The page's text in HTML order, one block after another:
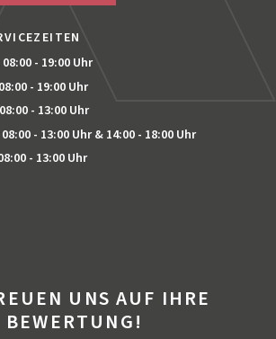
08:00 - 19:00 Uhr
- 19:00 Uhr
- 13:00 Uhr
- 13:00 Uhr& 14:00 - 18:00 Uhr
- 13:00 Uhr
UNS AUF IHRE
BEWERTUNG!